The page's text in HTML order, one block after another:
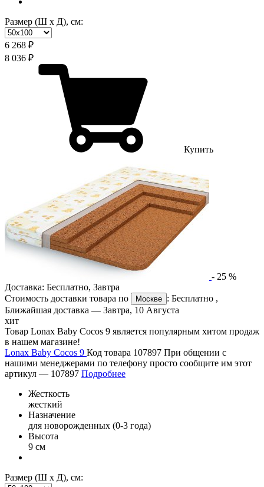
Размер (Ш х Д), см:
6 268 ₽
8 036 ₽
Купить
- 25 %
Доставка: Бесплатно, Завтра
Стоимость доставки товара по
Москве : Бесплатно ,
Ближайшая доставка — Завтра, 10 Августа
хит
Товар Lonax Baby Cocos 9 является популярным хитом продаж
в нашем магазине!
Lonax Baby Cocos 9 Код товара 107897 При общении с
нашими менеджерами по телефону просто сообщите им этот
артикул — 107897 Подробнее
Жесткость
жесткий
Назначение
для новорожденных (0-3 года)
Высота
9 см
Размер (Ш х Д), см: